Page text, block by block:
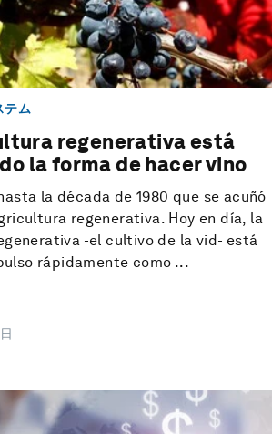
テム
regenerativa está
la forma de hacer vino
la década de 1980 que se acuñó
regenerativa. Hoy en día, la
-el cultivo de la vid- está
rápidamente como ...